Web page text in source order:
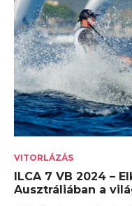
VITORLÁZÁS
ILCA 7 VB 2024 –
Ausztráliában a